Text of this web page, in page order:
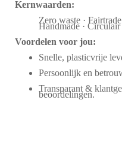
Kernwaarden:
Zero waste ·
Handmade ·
Voordelen voor jou:
Snelle, plasticvrije
Persoonlijk en
Transparant &
beoordelingen.